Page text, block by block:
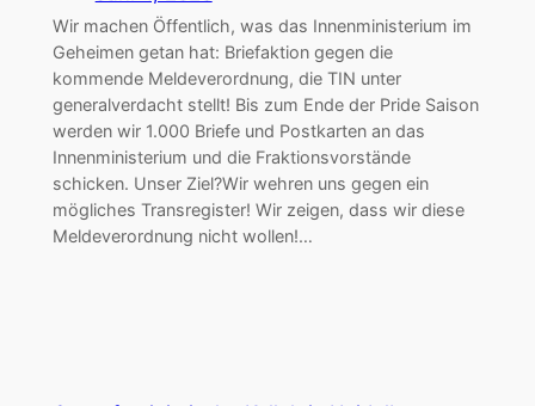
Wir machen Öffentlich, was das Innenministerium im
Geheimen getan hat: Briefaktion gegen die
kommende Meldeverordnung, die TIN unter
generalverdacht stellt! Bis zum Ende der Pride Saison
werden wir 1.000 Briefe und Postkarten an das
Innenministerium und die Fraktionsvorstände
schicken. Unser Ziel?Wir wehren uns gegen ein
mögliches Transregister! Wir zeigen, dass wir diese
Meldeverordnung nicht wollen!…